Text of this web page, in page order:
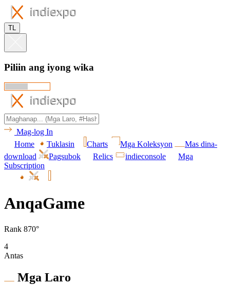
TL
Piliin ang iyong wika
Mag-log In
Home
Tuklasin Charts Mga Koleksyon
Mas dina-
download
Pagsubok Relics indieconsole
Mga
Subscription
AnqaGame
Rank 870°
4
Antas
Mga Laro